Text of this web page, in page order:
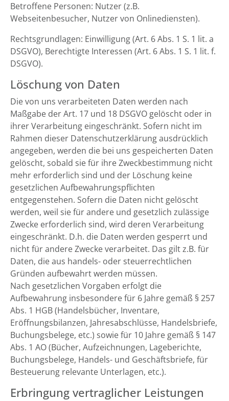
Betroffene Personen: Nutzer (z.B.
Webseitenbesucher, Nutzer von Onlinediensten).
Rechtsgrundlagen: Einwilligung (Art. 6 Abs. 1 S. 1 lit. a
DSGVO), Berechtigte Interessen (Art. 6 Abs. 1 S. 1 lit. f.
DSGVO).
Löschung von Daten
Die von uns verarbeiteten Daten werden nach
Maßgabe der Art. 17 und 18 DSGVO gelöscht oder in
ihrer Verarbeitung eingeschränkt. Sofern nicht im
Rahmen dieser Datenschutzerklärung ausdrücklich
angegeben, werden die bei uns gespeicherten Daten
gelöscht, sobald sie für ihre Zweckbestimmung nicht
mehr erforderlich sind und der Löschung keine
gesetzlichen Aufbewahrungspflichten
entgegenstehen. Sofern die Daten nicht gelöscht
werden, weil sie für andere und gesetzlich zulässige
Zwecke erforderlich sind, wird deren Verarbeitung
eingeschränkt. D.h. die Daten werden gesperrt und
nicht für andere Zwecke verarbeitet. Das gilt z.B. für
Daten, die aus handels- oder steuerrechtlichen
Gründen aufbewahrt werden müssen.
Nach gesetzlichen Vorgaben erfolgt die
Aufbewahrung insbesondere für 6 Jahre gemäß § 257
Abs. 1 HGB (Handelsbücher, Inventare,
Eröffnungsbilanzen, Jahresabschlüsse, Handelsbriefe,
Buchungsbelege, etc.) sowie für 10 Jahre gemäß § 147
Abs. 1 AO (Bücher, Aufzeichnungen, Lageberichte,
Buchungsbelege, Handels- und Geschäftsbriefe, für
Besteuerung relevante Unterlagen, etc.).
Erbringung vertraglicher Leistungen